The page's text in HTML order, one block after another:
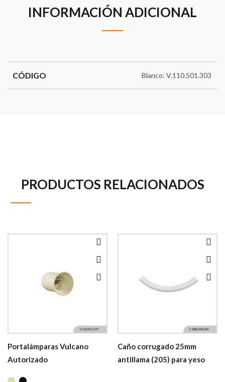
INFORMACIÓN ADICIONAL
CÓDIGO Blanco: V.110.501.303
PRODUCTOS RELACIONADOS
Portalámparas Vulcano
Autorizado
Caño corrugado 25mm
antillama (205) para yeso